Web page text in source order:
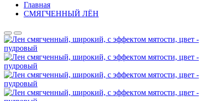
Главная
СМЯГЧЕННЫЙ ЛЁН